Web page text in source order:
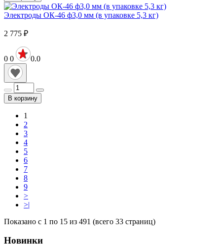
Электроды ОК-46 ф3,0 мм (в упаковке 5,3 кг)
2 775 ₽
0 0 0.0
В корзину
1
2
3
4
5
6
7
8
9
>
>|
Показано с 1 по 15 из 491 (всего 33 страниц)
Новинки